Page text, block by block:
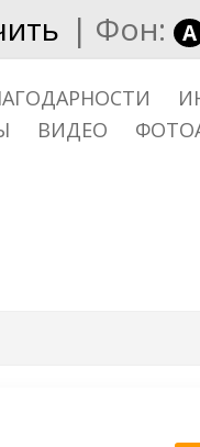
| Фон: A
ВИДЕО